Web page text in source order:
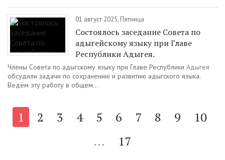
01 август 2025, Пятница
Состоялось заседание Совета по
адыгейскому языку при Главе
Республики Адыгея.
Члены Совета по адыгскому языку при Главе Республики Адыгея
обсудили задачи по сохранению и развитию адыгского языка.
Ведём эту работу в общем...
1 2 3 4 5 6 7 8 9
10
...
17